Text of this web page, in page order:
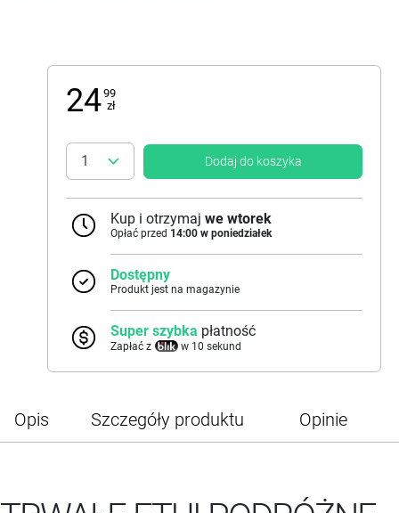
2499
zł
Dodaj do koszyka
Kup i otrzymaj we wtorek
Opłać przed 14:00 w poniedziałek
Dostępny
Produkt jest na magazynie
Super szybka płatność
Zapłać z w 10 sekund
Opis Szczegóły produktu Opinie